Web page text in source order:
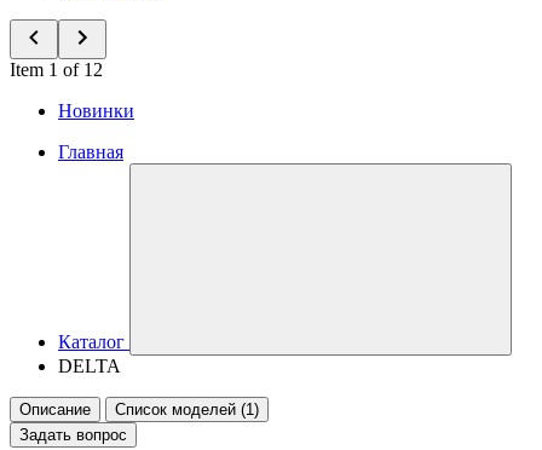
Item 1 of 12
Новинки
Главная
Каталог
DELTA
Описание
Список моделей (1)
Задать вопрос